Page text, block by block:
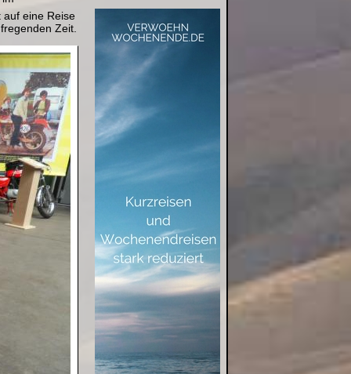
auf eine Reise
Zeit.